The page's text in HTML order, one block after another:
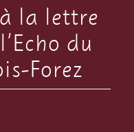
la lettre
du
Forez